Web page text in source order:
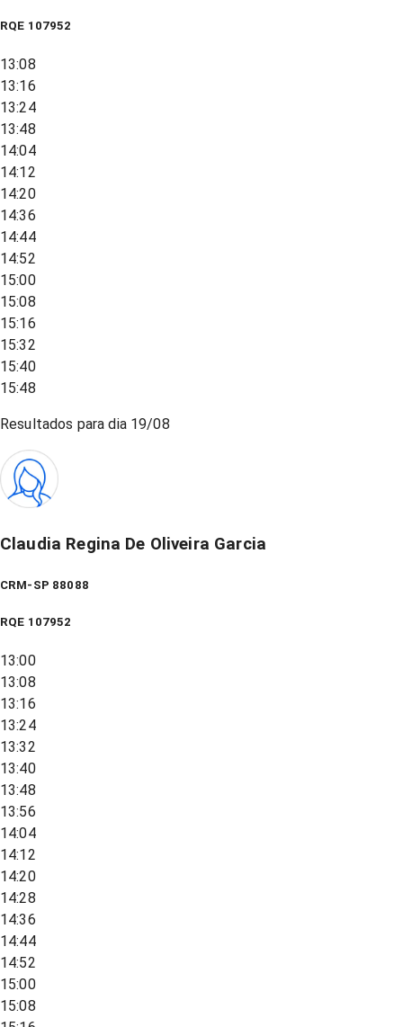
RQE 107952
13:08
13:16
13:24
13:48
14:04
14:12
14:20
14:36
14:44
14:52
15:00
15:08
15:16
15:32
15:40
15:48
Resultados para dia 19/08
Claudia Regina De Oliveira Garcia
CRM-SP 88088
RQE 107952
13:00
13:08
13:16
13:24
13:32
13:40
13:48
13:56
14:04
14:12
14:20
14:28
14:36
14:44
14:52
15:00
15:08